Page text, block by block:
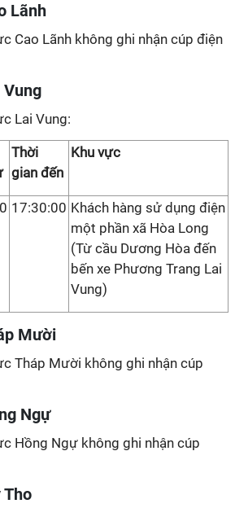
Lãnh
Cao Lãnh không ghi nhận cúp điện
Lai Vung:
Thời
gian đến
Khu vực
17:30:00 Khách hàng sử dụng điện
một phần xã Hòa Long
(Từ cầu Dương Hòa đến
bến xe Phương Trang Lai
Vung)
Mười
Tháp Mười không ghi nhận cúp
Ngự
Hồng Ngự không ghi nhận cúp
Tho